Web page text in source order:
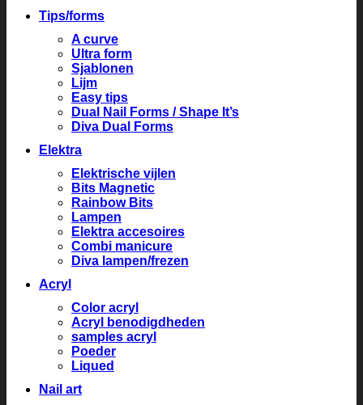
Tips/forms
A curve
Ultra form
Sjablonen
Lijm
Easy tips
Dual Nail Forms / Shape It’s
Diva Dual Forms
Elektra
Elektrische vijlen
Bits Magnetic
Rainbow Bits
Lampen
Elektra accesoires
Combi manicure
Diva lampen/frezen
Acryl
Color acryl
Acryl benodigdheden
samples acryl
Poeder
Liqued
Nail art